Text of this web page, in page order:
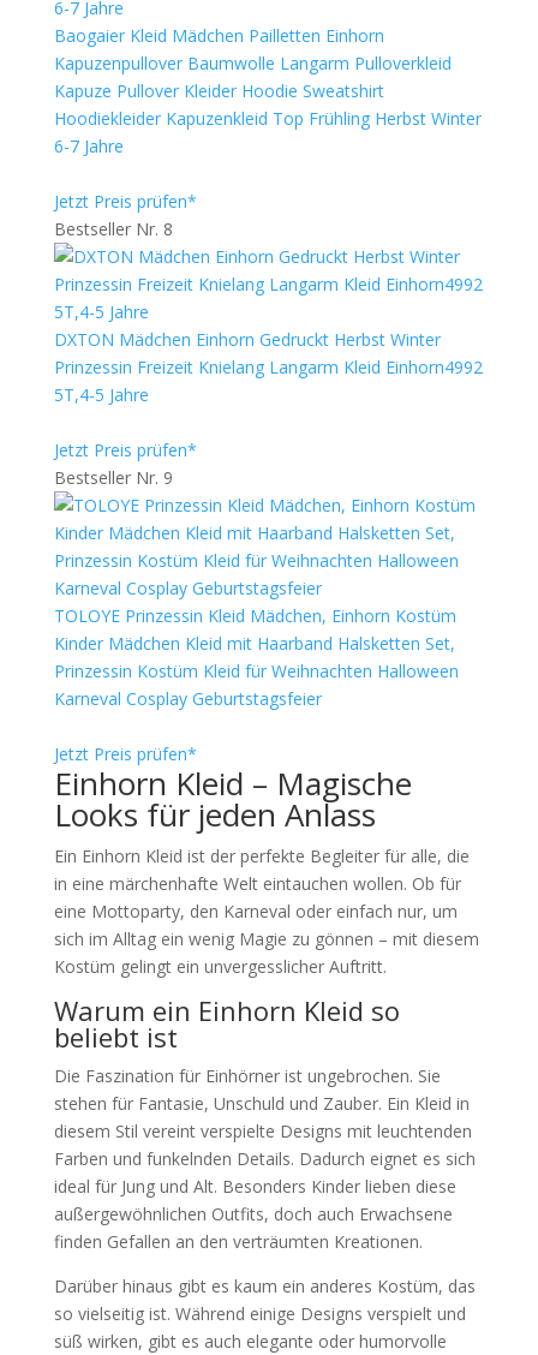
Baogaier Kleid Mädchen Pailletten Einhorn
Kapuzenpullover Baumwolle Langarm Pulloverkleid
Kapuze Pullover Kleider Hoodie Sweatshirt
Hoodiekleider Kapuzenkleid Top Frühling Herbst Winter
6-7 Jahre
Jetzt Preis prüfen*
Bestseller Nr. 8
DXTON Mädchen Einhorn Gedruckt Herbst Winter
Prinzessin Freizeit Knielang Langarm Kleid Einhorn4992
5T,4-5 Jahre
Jetzt Preis prüfen*
Bestseller Nr. 9
TOLOYE Prinzessin Kleid Mädchen, Einhorn Kostüm
Kinder Mädchen Kleid mit Haarband Halsketten Set,
Prinzessin Kostüm Kleid für Weihnachten Halloween
Karneval Cosplay Geburtstagsfeier
Jetzt Preis prüfen*
Einhorn Kleid – Magische
Looks für jeden Anlass
Ein Einhorn Kleid ist der perfekte Begleiter für alle, die
in eine märchenhafte Welt eintauchen wollen. Ob für
eine Mottoparty, den Karneval oder einfach nur, um
sich im Alltag ein wenig Magie zu gönnen – mit diesem
Kostüm gelingt ein unvergesslicher Auftritt.
Warum ein Einhorn Kleid so
beliebt ist
Die Faszination für Einhörner ist ungebrochen. Sie
stehen für Fantasie, Unschuld und Zauber. Ein Kleid in
diesem Stil vereint verspielte Designs mit leuchtenden
Farben und funkelnden Details. Dadurch eignet es sich
ideal für Jung und Alt. Besonders Kinder lieben diese
außergewöhnlichen Outfits, doch auch Erwachsene
finden Gefallen an den verträumten Kreationen.
Darüber hinaus gibt es kaum ein anderes Kostüm, das
so vielseitig ist. Während einige Designs verspielt und
süß wirken, gibt es auch elegante oder humorvolle